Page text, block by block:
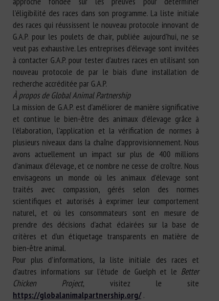
l’éligibilité des races dans son programme. La liste initiale
des races qui réussissent le nouveau protocole innovant de
G.A.P. pour les poulets de chair, publiée aujourd’hui, ne se
veut pas exhaustive. Les entreprises d’élevage sont invitées
à contacter G.A.P. pour tester d’autres races en utilisant son
nouveau protocole de par le biais d’une installation de
recherche accréditée par G.A.P.
À propos de Global Animal Partnership
La mission de G.A.P. est d’améliorer de manière significative
et continue le bien-être des animaux d’élevage grâce à
l’élaboration, l’application et la vérification de normes à
plusieurs niveaux dans la chaîne d’approvisionnement. Nous
avons actuellement un impact sur plus de 400 millions
d’animaux d’élevage, et ce nombre ne cesse de croître. Nous
envisageons un monde où les animaux d’élevage sont
traités avec compassion, gérés selon des normes
scientifiques et autorisés à exprimer leur comportement
naturel, et où les consommateurs sont en mesure de
prendre des décisions d’achat éclairées sur la base de
critères et d’un étiquetage transparents en matière de
bien-être animal.
Pour plus d’informations, la liste initiale des races et
d’autres informations sur l’étude de Guelph et le Better
Chicken Project, visitez le site
https://globalanimalpartnership.org/.